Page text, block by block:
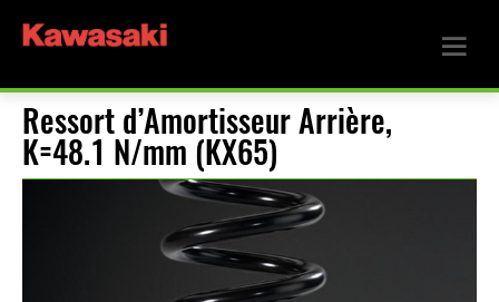
Ressort d’Amortisseur Arrière,
K=48.1 N/mm (KX65)